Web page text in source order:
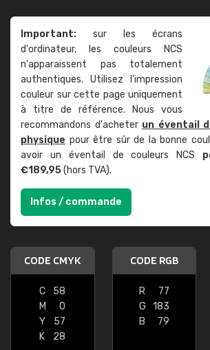
Important: sur les écrans
d'ordinateur, les couleurs NCS
n'apparaissent pas totalement
authentiques. Utilisez l'impression
couleur sur cette page uniquement
à titre de référence. Nous vous
recommandons d'acheter un éventail
physique pour être sûr de la bonne
avoir un éventail de couleurs NCS
€189,95(hors TVA).
Infos / commande
CODE CMYK
C
58
M
0
Y
57
K
28
CODE RGB
R
77
G
183
B
79